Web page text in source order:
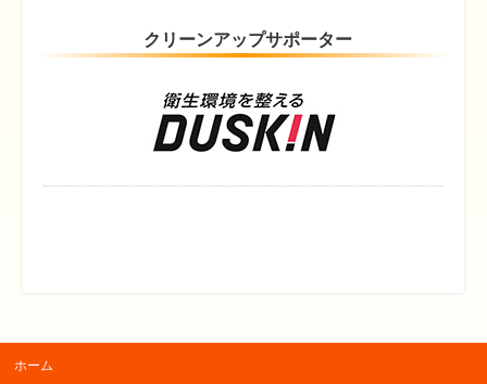
クリーンアップサポーター
ホーム